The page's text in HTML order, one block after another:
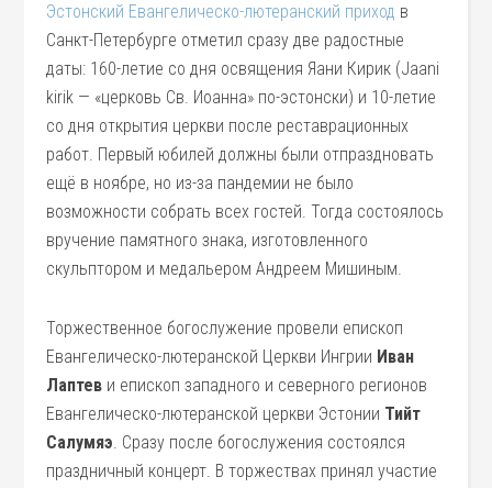
Эстонский Евангелическо-лютеранский приход в
Санкт-Петербурге отметил сразу две радостные
даты: 160-летие со дня освящения Яани Кирик (Jaani
kirik — «церковь Св. Иоанна» по-эстонски) и 10-летие
со дня открытия церкви после реставрационных
работ. Первый юбилей должны были отпраздновать
ещё в ноябре, но из-за пандемии не было
возможности собрать всех гостей. Тогда состоялось
вручение памятного знака, изготовленного
скульптором и медальером Андреем Мишиным.
Торжественное богослужение провели епископ
Евангелическо-лютеранской Церкви Ингрии Иван
Лаптев и епископ западного и северного регионов
Евангелическо-лютеранской церкви Эстонии Тийт
Салумяэ. Сразу после богослужения состоялся
праздничный концерт. В торжествах принял участие